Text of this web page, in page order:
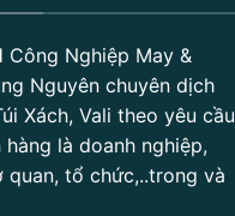
Công Nghiệp May &
Nguyên chuyên dịch
Xách, Vali theo yêu cầu
là doanh nghiệp,
tổ chức,..trong và